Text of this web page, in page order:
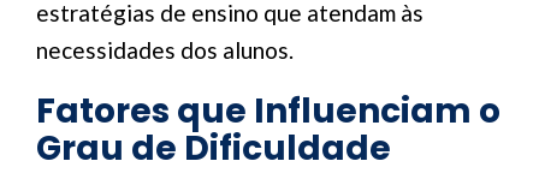
estratégias de ensino que atendam às
necessidades dos alunos.
Fatores que Influenciam o
Grau de Dificuldade